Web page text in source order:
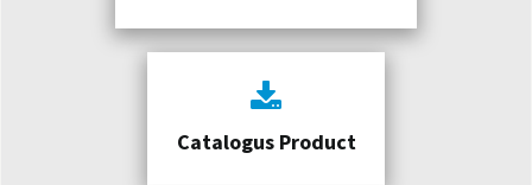
Catalogus Product